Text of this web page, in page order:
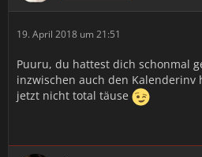
19. April 2018 um 21:51
Puuru, du hattest dich schonmal
inzwischen auch den Kalenderinv
jetzt nicht total täuse